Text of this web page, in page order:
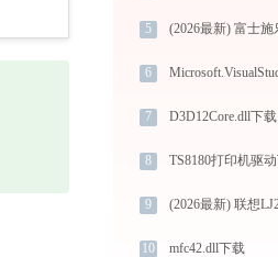
5
6
7 D3D12Core.dll下载
8
9
10 mfc42.dll下载